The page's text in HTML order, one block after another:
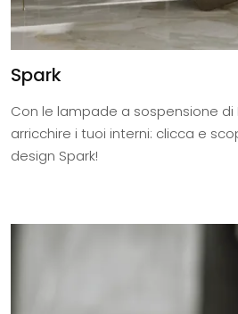
Spark
Con le lampade a sospensione
arricchire i tuoi interni: clicca e
design Spark!